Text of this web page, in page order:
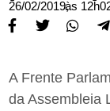
26/02/2019,às
A Frente
da Assembleia